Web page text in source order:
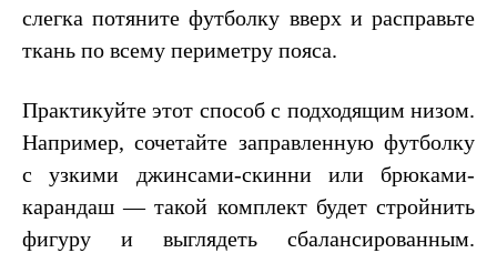
слегка потяните футболку вверх и расправьте
ткань по всему периметру пояса.
Практикуйте этот способ с подходящим низом.
Например, сочетайте заправленную футболку
с узкими джинсами-скинни или брюками-
карандаш — такой комплект будет стройнить
фигуру и выглядеть сбалансированным.